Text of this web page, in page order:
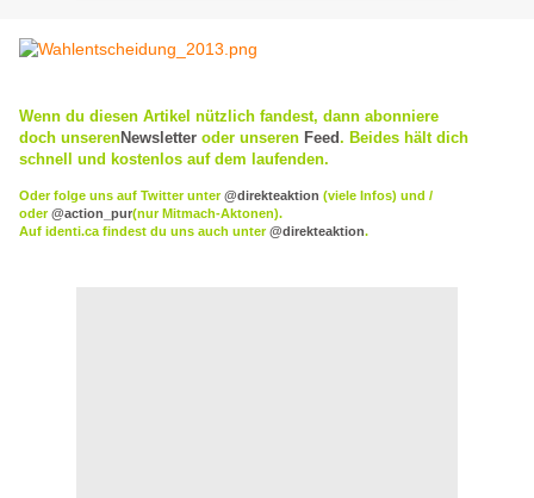
Wenn du diesen Artikel nützlich fandest, dann abonniere
doch unserenNewsletter oder unseren Feed. Beides hält dich
schnell und kostenlos auf dem laufenden.
Oder folge uns auf Twitter unter@direkteaktion (viele Infos) und /
oder@action_pur(nur Mitmach-Aktonen).
Auf identi.ca findest du uns auch unter @direkteaktion.